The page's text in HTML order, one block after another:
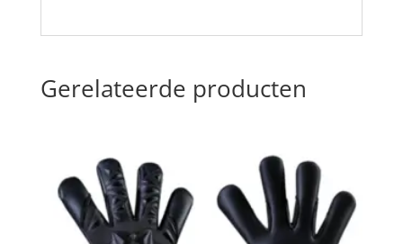
Gerelateerde producten